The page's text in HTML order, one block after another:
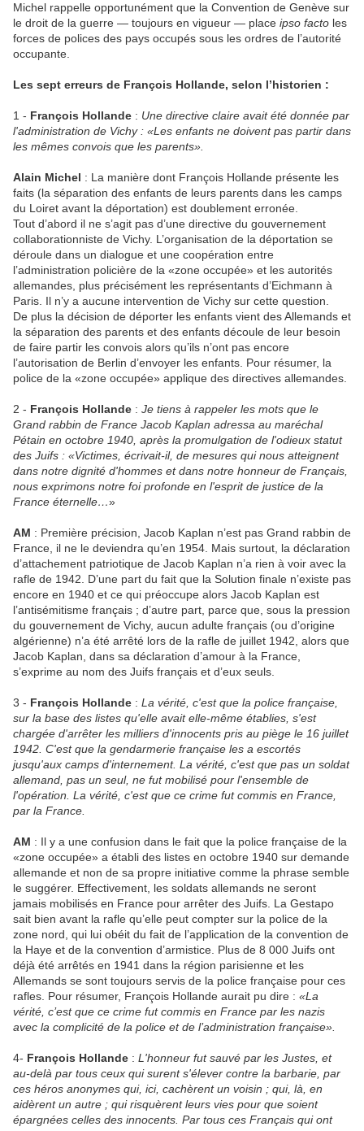
Michel rappelle opportunément que la Convention de Genève sur
le droit de la guerre — toujours en vigueur — place ipso facto les
forces de polices des pays occupés sous les ordres de l’autorité
occupante.
Les sept erreurs de François Hollande, selon l’historien :
1 - François Hollande : Une directive claire avait été donnée par
l'administration de Vichy : «Les enfants ne doivent pas partir dans
les mêmes convois que les parents».
Alain Michel : La manière dont François Hollande présente les
faits (la séparation des enfants de leurs parents dans les camps
du Loiret avant la déportation) est doublement erronée.
Tout d’abord il ne s’agit pas d’une directive du gouvernement
collaborationniste de Vichy. L’organisation de la déportation se
déroule dans un dialogue et une coopération entre
l’administration policière de la «zone occupée» et les autorités
allemandes, plus précisément les représentants d’Eichmann à
Paris. Il n’y a aucune intervention de Vichy sur cette question.
De plus la décision de déporter les enfants vient des Allemands et
la séparation des parents et des enfants découle de leur besoin
de faire partir les convois alors qu’ils n’ont pas encore
l’autorisation de Berlin d’envoyer les enfants. Pour résumer, la
police de la «zone occupée» applique des directives allemandes.
2 - François Hollande : Je tiens à rappeler les mots que le
Grand rabbin de France Jacob Kaplan adressa au maréchal
Pétain en octobre 1940, après la promulgation de l'odieux statut
des Juifs : «Victimes, écrivait-il, de mesures qui nous atteignent
dans notre dignité d'hommes et dans notre honneur de Français,
nous exprimons notre foi profonde en l'esprit de justice de la
France éternelle…»
AM : Première précision, Jacob Kaplan n’est pas Grand rabbin de
France, il ne le deviendra qu’en 1954. Mais surtout, la déclaration
d’attachement patriotique de Jacob Kaplan n’a rien à voir avec la
rafle de 1942. D’une part du fait que la Solution finale n’existe pas
encore en 1940 et ce qui préoccupe alors Jacob Kaplan est
l’antisémitisme français ; d’autre part, parce que, sous la pression
du gouvernement de Vichy, aucun adulte français (ou d’origine
algérienne) n’a été arrêté lors de la rafle de juillet 1942, alors que
Jacob Kaplan, dans sa déclaration d’amour à la France,
s’exprime au nom des Juifs français et d’eux seuls.
3 - François Hollande : La vérité, c'est que la police française,
sur la base des listes qu'elle avait elle-même établies, s'est
chargée d'arrêter les milliers d'innocents pris au piège le 16 juillet
1942. C'est que la gendarmerie française les a escortés
jusqu'aux camps d'internement. La vérité, c'est que pas un soldat
allemand, pas un seul, ne fut mobilisé pour l'ensemble de
l'opération. La vérité, c'est que ce crime fut commis en France,
par la France.
AM : Il y a une confusion dans le fait que la police française de la
«zone occupée» a établi des listes en octobre 1940 sur demande
allemande et non de sa propre initiative comme la phrase semble
le suggérer. Effectivement, les soldats allemands ne seront
jamais mobilisés en France pour arrêter des Juifs. La Gestapo
sait bien avant la rafle qu’elle peut compter sur la police de la
zone nord, qui lui obéit du fait de l’application de la convention de
la Haye et de la convention d’armistice. Plus de 8 000 Juifs ont
déjà été arrêtés en 1941 dans la région parisienne et les
Allemands se sont toujours servis de la police française pour ces
rafles. Pour résumer, François Hollande aurait pu dire : «La
vérité, c’est que ce crime fut commis en France par les nazis
avec la complicité de la police et de l’administration française».
4- François Hollande : L'honneur fut sauvé par les Justes, et
au-delà par tous ceux qui surent s'élever contre la barbarie, par
ces héros anonymes qui, ici, cachèrent un voisin ; qui, là, en
aidèrent un autre ; qui risquèrent leurs vies pour que soient
épargnées celles des innocents. Par tous ces Français qui ont